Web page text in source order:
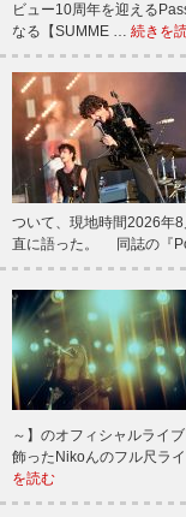
ビュー10周年を迎える
なる【SUMME … 続きを
ついて、現地時間2026年
直に語った。 同誌の『
～】のオフィシャルライ
飾ったNikoんのフル尺ラ
を読む